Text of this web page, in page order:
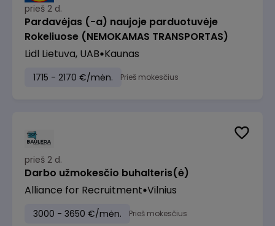
prieš 2 d.
Pardavėjas (-a) naujoje parduotuvėje
Rokeliuose (NEMOKAMAS TRANSPORTAS)
Lidl Lietuva, UAB Kaunas
1715 - 2170 €/mėn. Prieš mokesčius
prieš 2 d.
Darbo užmokesčio buhalteris(ė)
Alliance for Recruitment Vilnius
3000 - 3650 €/mėn. Prieš mokesčius